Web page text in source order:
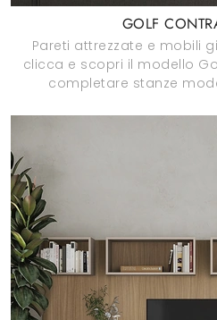
GOLF
Pareti attrezzate e mobili
clicca e scopri il modello
completare stanze